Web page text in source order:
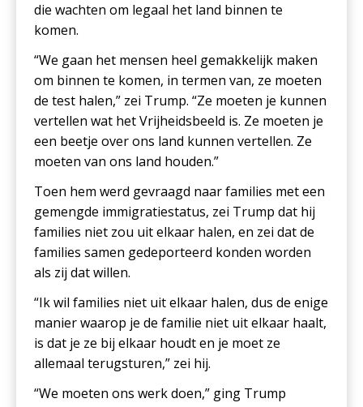
die wachten om legaal het land binnen te
komen.
“We gaan het mensen heel gemakkelijk maken
om binnen te komen, in termen van, ze moeten
de test halen,” zei Trump. “Ze moeten je kunnen
vertellen wat het Vrijheidsbeeld is. Ze moeten je
een beetje over ons land kunnen vertellen. Ze
moeten van ons land houden.”
Toen hem werd gevraagd naar families met een
gemengde immigratiestatus, zei Trump dat hij
families niet zou uit elkaar halen, en zei dat de
families samen gedeporteerd konden worden
als zij dat willen.
“Ik wil families niet uit elkaar halen, dus de enige
manier waarop je de familie niet uit elkaar haalt,
is dat je ze bij elkaar houdt en je moet ze
allemaal terugsturen,” zei hij.
“We moeten ons werk doen,” ging Trump